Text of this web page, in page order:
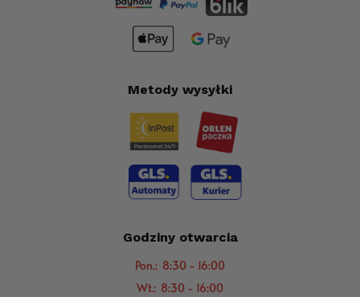
Metody wysyłki
Godziny otwarcia
Pon.: 8:30 - 16:00
Wt.: 8:30 - 16:00